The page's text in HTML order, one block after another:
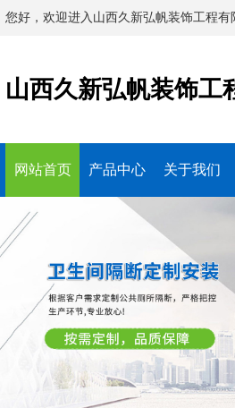
您好，欢迎进入山西久新弘帆装饰工程有
山西久新弘帆装饰工
网站首页 产品中心 关于我们